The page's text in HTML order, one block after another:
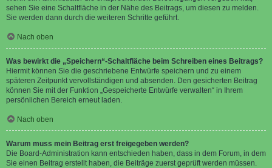
sehen Sie eine Schaltfläche in der Nähe des Beitrags, um diesen zu melden.
Sie werden dann durch die weiteren Schritte geführt.
Nach oben
Was bewirkt die „Speichern“-Schaltfläche beim Schreiben eines Beitrags?
Hiermit können Sie die geschriebene Entwürfe speichern und zu einem
späteren Zeitpunkt vervollständigen und absenden. Den gesicherten Beitrag
können Sie mit der Funktion „Gespeicherte Entwürfe verwalten“ in Ihrem
persönlichen Bereich erneut laden.
Nach oben
Warum muss mein Beitrag erst freigegeben werden?
Die Board-Administration kann entschieden haben, dass in dem Forum, in dem
Sie einen Beitrag erstellt haben, die Beiträge zuerst geprüft werden müssen.